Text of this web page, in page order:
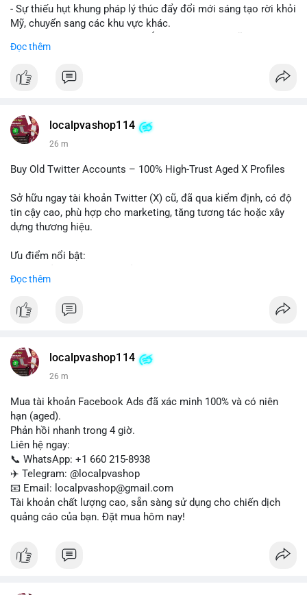
- Sự thiếu hụt khung pháp lý thúc đẩy đổi mới sáng tạo rời khỏi
Mỹ, chuyển sang các khu vực khác.
trường khi Mỹ còn đang lúng túng về luật pháp.
#binancesquare #blockchain
#vlikevn #titanbot
📰 Nguồn: Cointelegraph
Đọc thêm
localpvashop114
26 m
Buy Old Twitter Accounts – 100% High-Trust Aged X Profiles
Sở hữu ngay tài khoản Twitter (X) cũ, đã qua kiểm định, có độ
tin cậy cao, phù hợp cho marketing, tăng tương tác hoặc xây
dựng thương hiệu.
Ưu điểm nổi bật:
- Hồ sơ hoàn chỉnh, giảm nguy cơ bị khóa
✈️ Telegram: @localpvashop
📧 Email: localpvashop@gmail.com
Đọc thêm
localpvashop114
26 m
Mua tài khoản Facebook Ads đã xác minh 100% và có niên
hạn (aged).
Phản hồi nhanh trong 4 giờ.
Liên hệ ngay:
📞 WhatsApp: +1 660 215-8938
✈️ Telegram: @localpvashop
📧 Email: localpvashop@gmail.com
Tài khoản chất lượng cao, sẵn sàng sử dụng cho chiến dịch
quảng cáo của bạn. Đặt mua hôm nay!